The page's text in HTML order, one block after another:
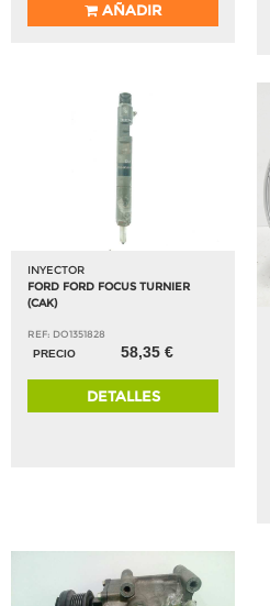
AÑADIR
INYECTOR
FORD FORD FOCUS TURNIER
(CAK)
REF: DO1351828
PRECIO
58,35 €
DETALLES